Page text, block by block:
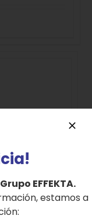
EFFEKTA.
estamos a